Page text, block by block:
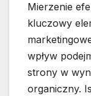
Mierzenie
kluczowy
wpływ
strony w
organiczny.